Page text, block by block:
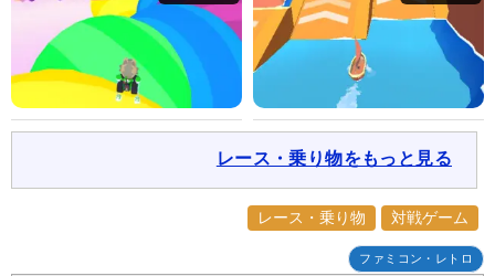
レース・乗り物をもっと見る
レース・乗り物 対戦ゲーム
ファミコン・レトロ